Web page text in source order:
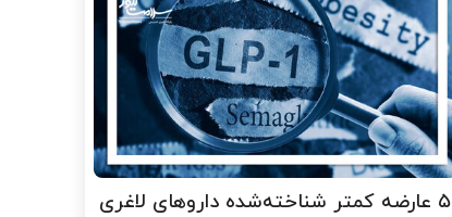
۵ عارضه کمتر شناخته‌شده داروهای لاغری